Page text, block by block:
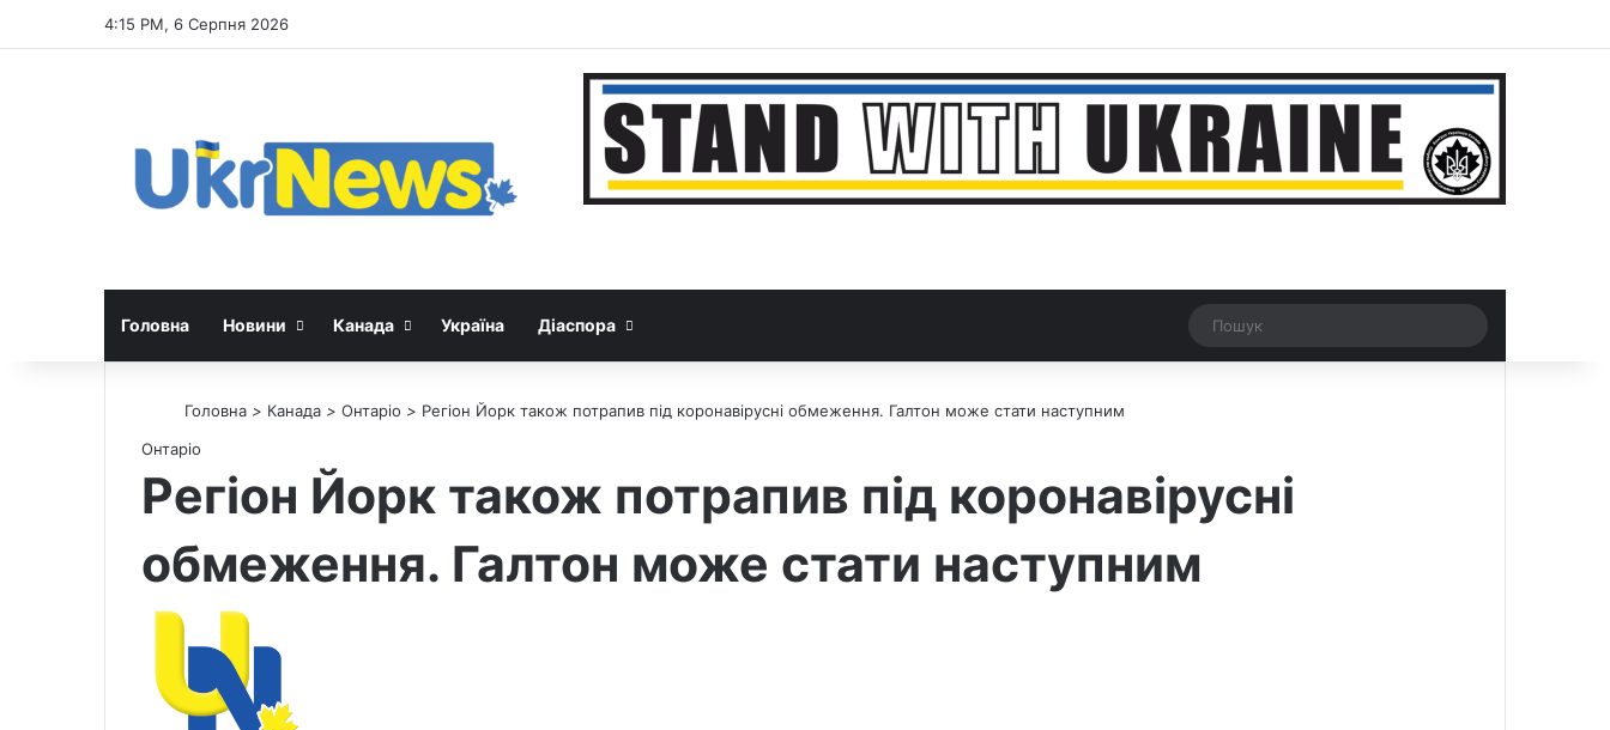
4:15 PM, 6 Серпня 2026
Google News
Threads
Головна Новини Канада Україна Діаспора Рандомна новина
Switch skin
Головна > Канада > Онтаріо > Регіон Йорк також потрапив під коронавірусні обмеження. Галтон може стати наступним
Онтаріо
Регіон Йорк також потрапив під коронавірусні
обмеження. Галтон може стати наступним